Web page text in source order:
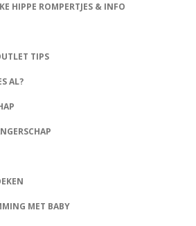
HIPPE ROMPERTJES & INFO
TIPS
AL?
MET BABY